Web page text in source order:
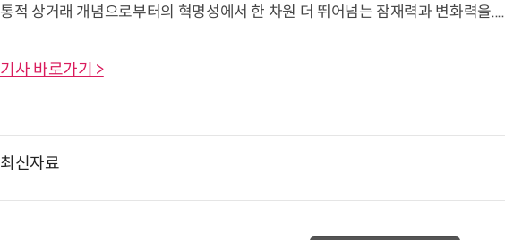
통적 상거래 개념으로부터의 혁명성에서 한 차원 더 뛰어넘는 잠재력과 변화력을....
기사 바로가기 >
최신자료